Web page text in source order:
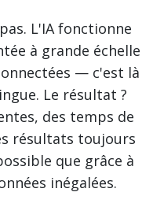
L'IA fonctionne
à grande échelle
— c'est là
Le résultat ?
des temps de
résultats toujours
que grâce à
inégalées.